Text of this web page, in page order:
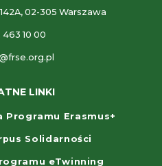
02-305 Warszawa
463 10 00
LINKI
Programu Erasmus+
Solidarności
eTwinning